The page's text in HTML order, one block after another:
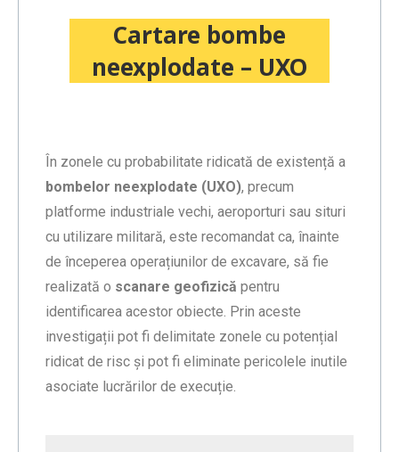
Cartare bombe
neexplodate – UXO
În zonele cu probabilitate ridicată de existență a
bombelor neexplodate (UXO), precum
platforme industriale vechi, aeroporturi sau situri
cu utilizare militară, este recomandat ca, înainte
de începerea operațiunilor de excavare, să fie
realizată o scanare geofizică pentru
identificarea acestor obiecte. Prin aceste
investigații pot fi delimitate zonele cu potențial
ridicat de risc și pot fi eliminate pericolele inutile
asociate lucrărilor de execuție.